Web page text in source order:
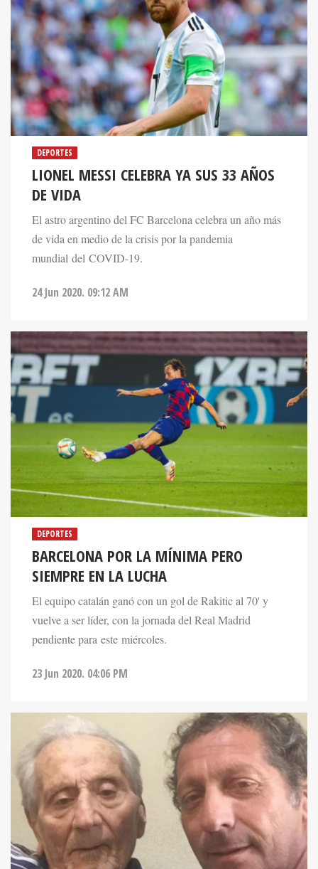
DEPORTES
LIONEL MESSI CELEBRA YA SUS 33 AÑOS
DE VIDA
El astro argentino del FC Barcelona celebra un año más
de vida en medio de la crisis por la pandemia
mundial del COVID-19.
24 Jun 2020. 09:12 AM
DEPORTES
BARCELONA POR LA MÍNIMA PERO
SIEMPRE EN LA LUCHA
El equipo catalán ganó con un gol de Rakitic al 70' y
vuelve a ser líder, con la jornada del Real Madrid
pendiente para este miércoles.
23 Jun 2020. 04:06 PM